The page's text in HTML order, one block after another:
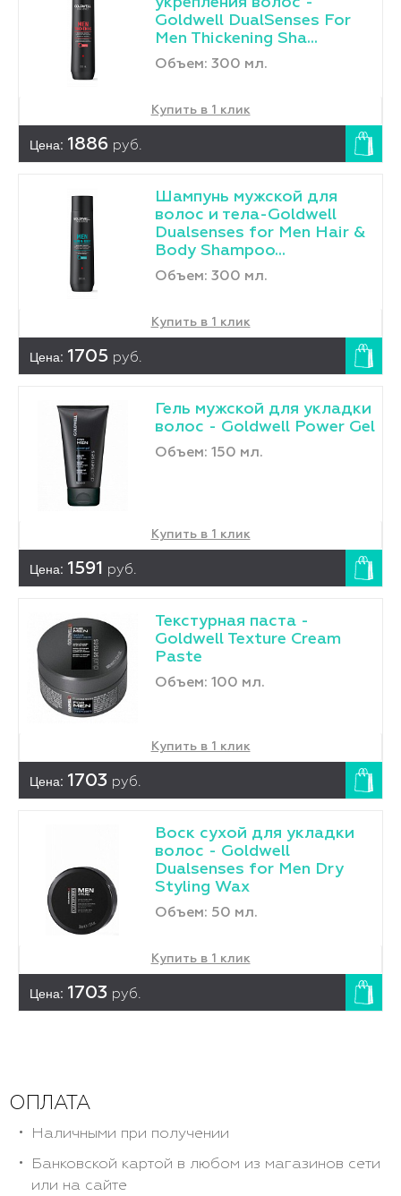
Goldwell DualSenses For
Men Thickening Sha...
Объем: 300 мл.
Купить в 1 клик
Цена: 1886 руб.
Шампунь мужской для
волос и тела-Goldwell
Dualsenses for Men Hair &
Body Shampoo...
Объем: 300 мл.
Купить в 1 клик
Цена: 1705 руб.
Гель мужской для укладки
волос - Goldwell Power Gel
Объем: 150 мл.
Купить в 1 клик
Цена: 1591 руб.
Текстурная паста -
Goldwell Texture Cream
Paste
Объем: 100 мл.
Купить в 1 клик
Цена: 1703 руб.
Воск сухой для укладки
волос - Goldwell
Dualsenses for Men Dry
Styling Wax
Объем: 50 мл.
Купить в 1 клик
Цена: 1703 руб.
ОПЛАТА
Наличными при получении
Банковской картой в любом из магазинов сети
или на сайте